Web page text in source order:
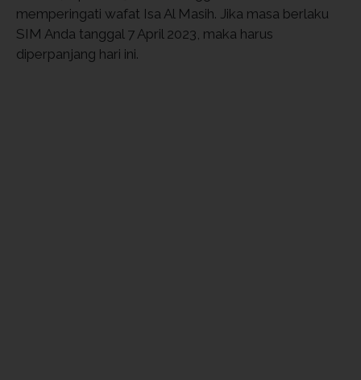
memperingati wafat Isa Al Masih. Jika masa berlaku
SIM Anda tanggal 7 April 2023, maka harus
diperpanjang hari ini.